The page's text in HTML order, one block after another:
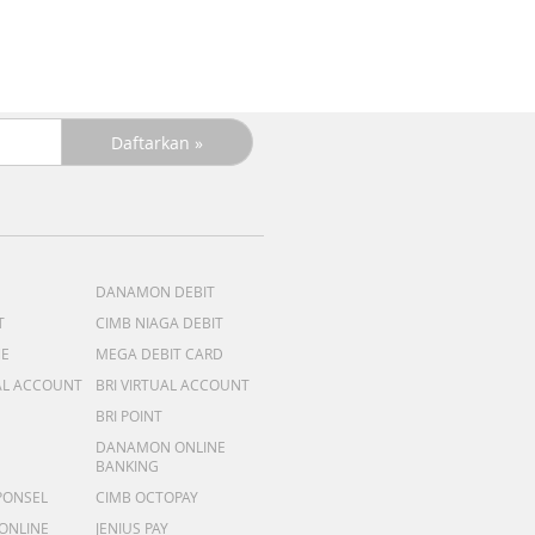
DANAMON DEBIT
CIMB NIAGA DEBIT
MEGA DEBIT CARD
ACCOUNT
BRI VIRTUAL ACCOUNT
BRI POINT
DANAMON ONLINE
BANKING
CIMB OCTOPAY
JENIUS PAY